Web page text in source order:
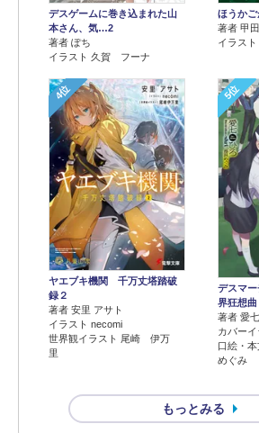
デスゲームに巻き込まれた山
本さん、気…2
著者 ぽち
イラスト 久賀 フーナ
ほうか
著者 甲
イラス
4位
ヤエブキ機関 千万丈塔踏破
録２
著者 安里 アサト
イラスト necomi
世界観イラスト 尾崎 伊万
里
5位
デスマ
界狂想
著者 愛
カバーイ
口絵・
めぐみ
もっとみる